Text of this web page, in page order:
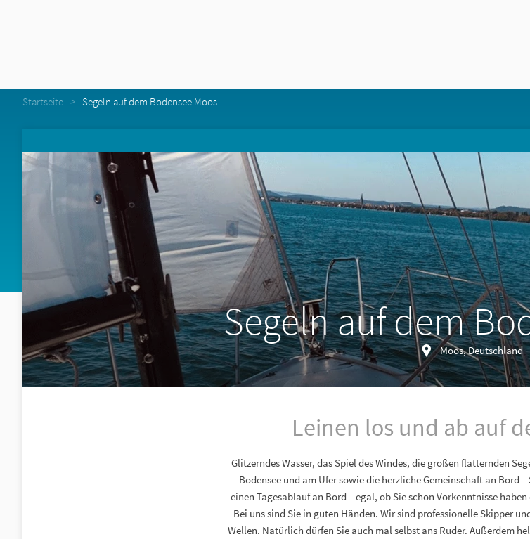
Startseite Segeln auf dem Bodensee Moos
Segeln auf dem
Moos, Deutschland
Leinen los und ab auf
Glitzerndes Wasser, das Spiel des Windes, die großen flatternden
Bodensee und am Ufer sowie die herzliche Gemeinschaft an Bord
einen Tagesablauf an Bord – egal, ob Sie schon Vorkenntnisse
Bei uns sind Sie in guten Händen. Wir sind professionelle Skipper
Wellen. Natürlich dürfen Sie auch mal selbst ans Ruder. Außerdem